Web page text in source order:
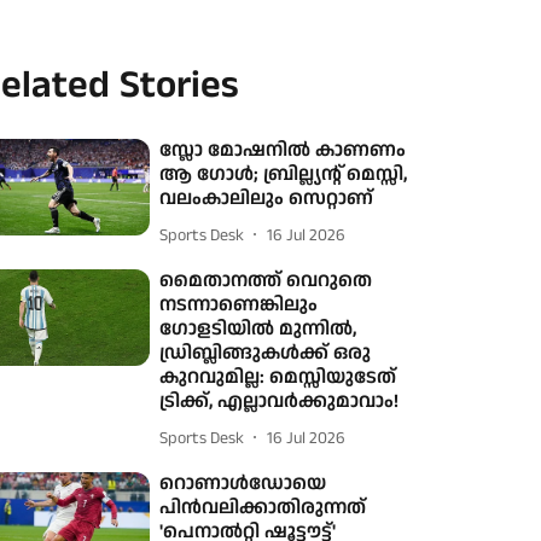
Stories
സ്ലോ മോഷനിൽ കാണണം
ആ ഗോൾ; ബ്രില്ല്യന്റ് മെസ്സി,
വലംകാലിലും സെറ്റാണ്
Sports Desk 16 Jul 2026
മൈതാനത്ത് വെറുതെ
നടന്നാണെങ്കിലും
ഗോളടിയിൽ മുന്നിൽ,
ഡ്രിബ്ലിങ്ങുകൾക്ക് ഒരു
കുറവുമില്ല: മെസ്സിയുടേത്
ട്രിക്ക്, എല്ലാവർക്കുമാവാം!
Sports Desk 16 Jul 2026
റൊണാൾഡോയെ
പിൻവലിക്കാതിരുന്നത്
'പെനാൽറ്റി ഷൂട്ടൗട്ട്'